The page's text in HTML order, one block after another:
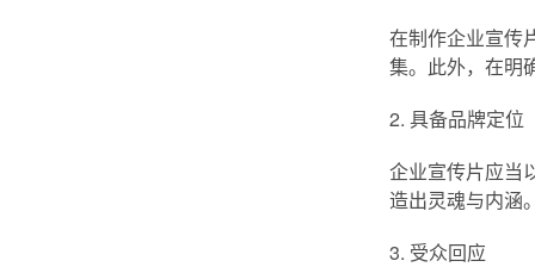
在制作企业宣传
集。此外，在明
2. 具备品牌定位
企业宣传片应当
造出灵魂与内涵
3. 受众回应